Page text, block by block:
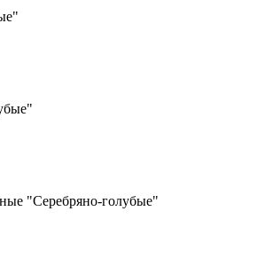
"Серебряно-голубые"